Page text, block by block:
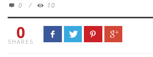
0
/ 10
0
SHARES